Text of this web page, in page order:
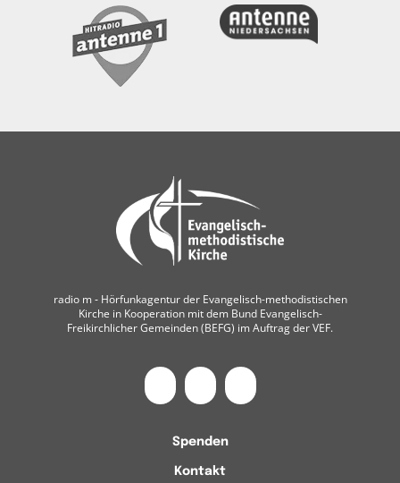
radio m ‐ Hörfunkagentur der Evangelisch-methodistischen
Kirche in Kooperation mit dem Bund Evangelisch-
Freikirchlicher Gemeinden (BEFG) im Auftrag der VEF.
Spenden
Kontakt